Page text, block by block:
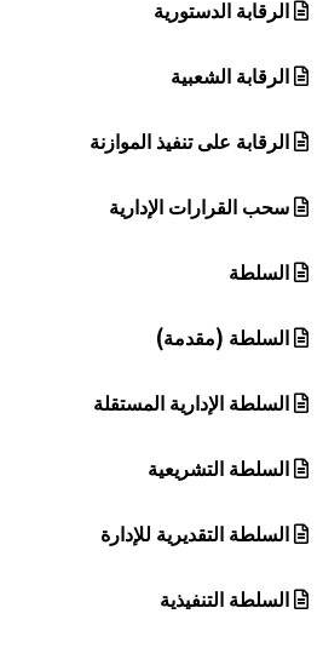
الرقابة الدستورية
الرقابة الشعبية
الرقابة على تنفيذ الموازنة
سحب القرارات الإدارية
السلطة
السلطة (مقدمة)
السلطة الإدارية المستقلة
السلطة التشريعية
السلطة التقديرية للإدارة
السلطة التنفيذية